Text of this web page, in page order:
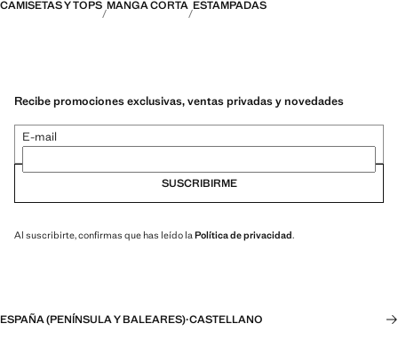
CAMISETAS Y TOPS MANGA CORTA ESTAMPADAS
Recibe promociones exclusivas, ventas privadas y novedades
E-mail
SUSCRIBIRME
Al suscribirte, confirmas que has leído laPolítica de privacidad.
ESPAÑA (PENÍNSULA Y BALEARES)·CASTELLANO